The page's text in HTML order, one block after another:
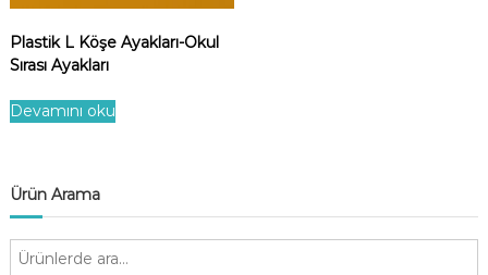
Plastik L Köşe Ayakları-Okul
Sırası Ayakları
Devamını oku
Ürün Arama